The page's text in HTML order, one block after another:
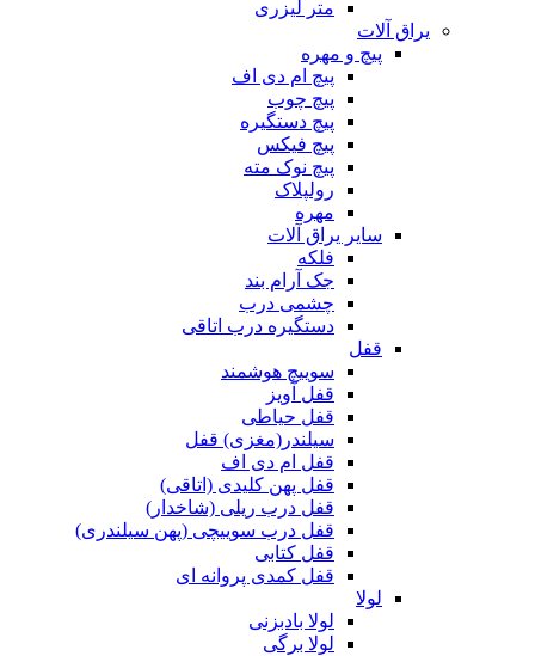
متر لیزری
یراق آلات
پیچ و مهره
پیچ ام دی اف
پیچ چوب
پیچ دستگیره
پیچ فیکس
پیچ نوک مته
رولپلاک
مهره
سایر یراق آلات
فلکه
جک آرام بند
چشمی درب
دستگیره درب اتاقی
قفل
سوییچ هوشمند
قفل آویز
قفل حیاطی
سیلندر(مغزی) قفل
قفل ام دی اف
قفل پهن کلیدی (اتاقی)
قفل درب ریلی (شاخدار)
قفل درب سوییچی (پهن سیلندری)
قفل کتابی
قفل کمدی پروانه ای
لولا
لولا بادبزنی
لولا برگی